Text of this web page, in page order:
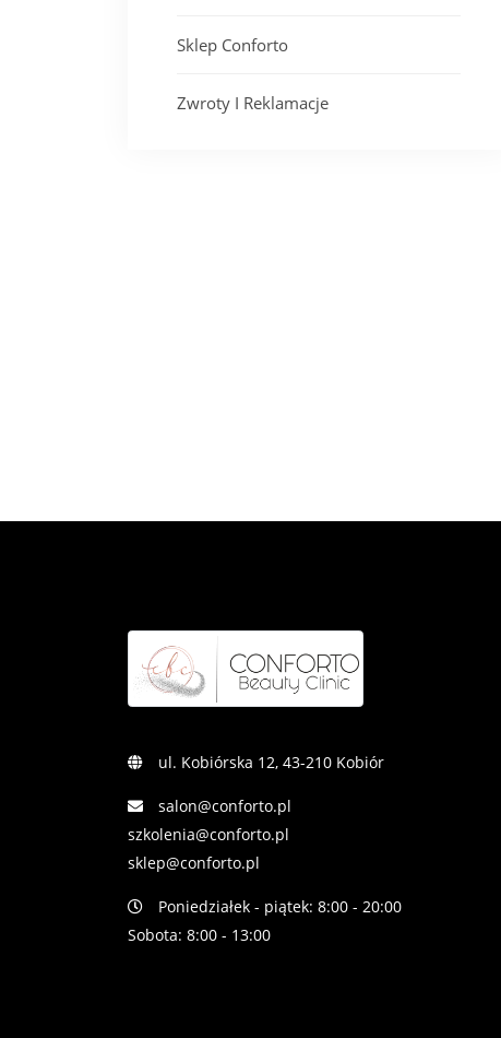
Sklep Conforto
Zwroty I Reklamacje
ul. Kobiórska 12, 43-210 Kobiór
salon@conforto.pl
szkolenia@conforto.pl
sklep@conforto.pl
Poniedziałek - piątek: 8:00 - 20:00
Sobota: 8:00 - 13:00